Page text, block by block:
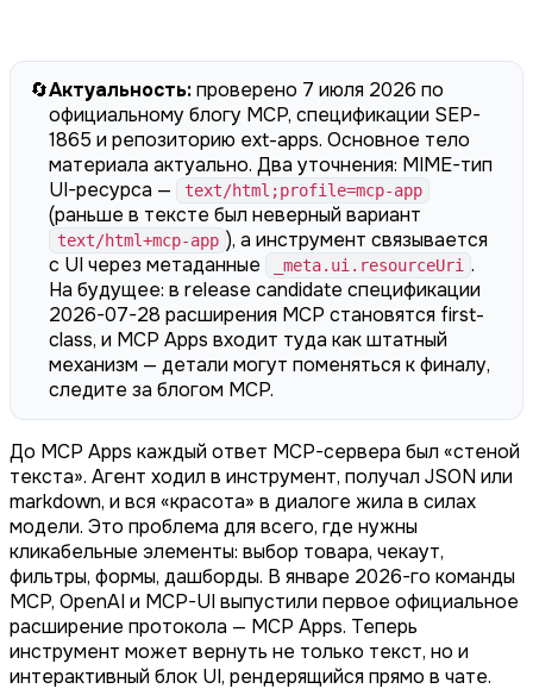
🔄Актуальность:проверено 7 июля 2026 по
официальному блогу MCP, спецификации SEP-
1865 и репозиторию ext-apps. Основное тело
материала актуально. Два уточнения: MIME-тип
UI-ресурса —
text/html;profile=mcp-app
(раньше в тексте был неверный вариант
text/html+mcp-app ), а инструмент связывается
с UI через метаданные
_meta.ui.resourceUri .
На будущее: в release candidate спецификации
2026-07-28 расширения MCP становятся first-
class, и MCP Apps входит туда как штатный
механизм — детали могут поменяться к финалу,
следите за блогом MCP.
До MCP Apps каждый ответ MCP-сервера был «стеной
текста». Агент ходил в инструмент, получал JSON или
markdown, и вся «красота» в диалоге жила в силах
модели. Это проблема для всего, где нужны
кликабельные элементы: выбор товара, чекаут,
фильтры, формы, дашборды. В январе 2026-го команды
MCP, OpenAI и MCP-UI выпустили первое официальное
расширение протокола — MCP Apps. Теперь
инструмент может вернуть не только текст, но и
интерактивный блок UI, рендерящийся прямо в чате.